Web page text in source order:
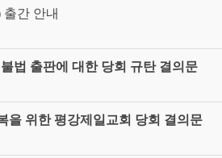
간 안내
법 출판에 대한 당회 규탄 결의문
을 위한 평강제일교회 당회 결의문